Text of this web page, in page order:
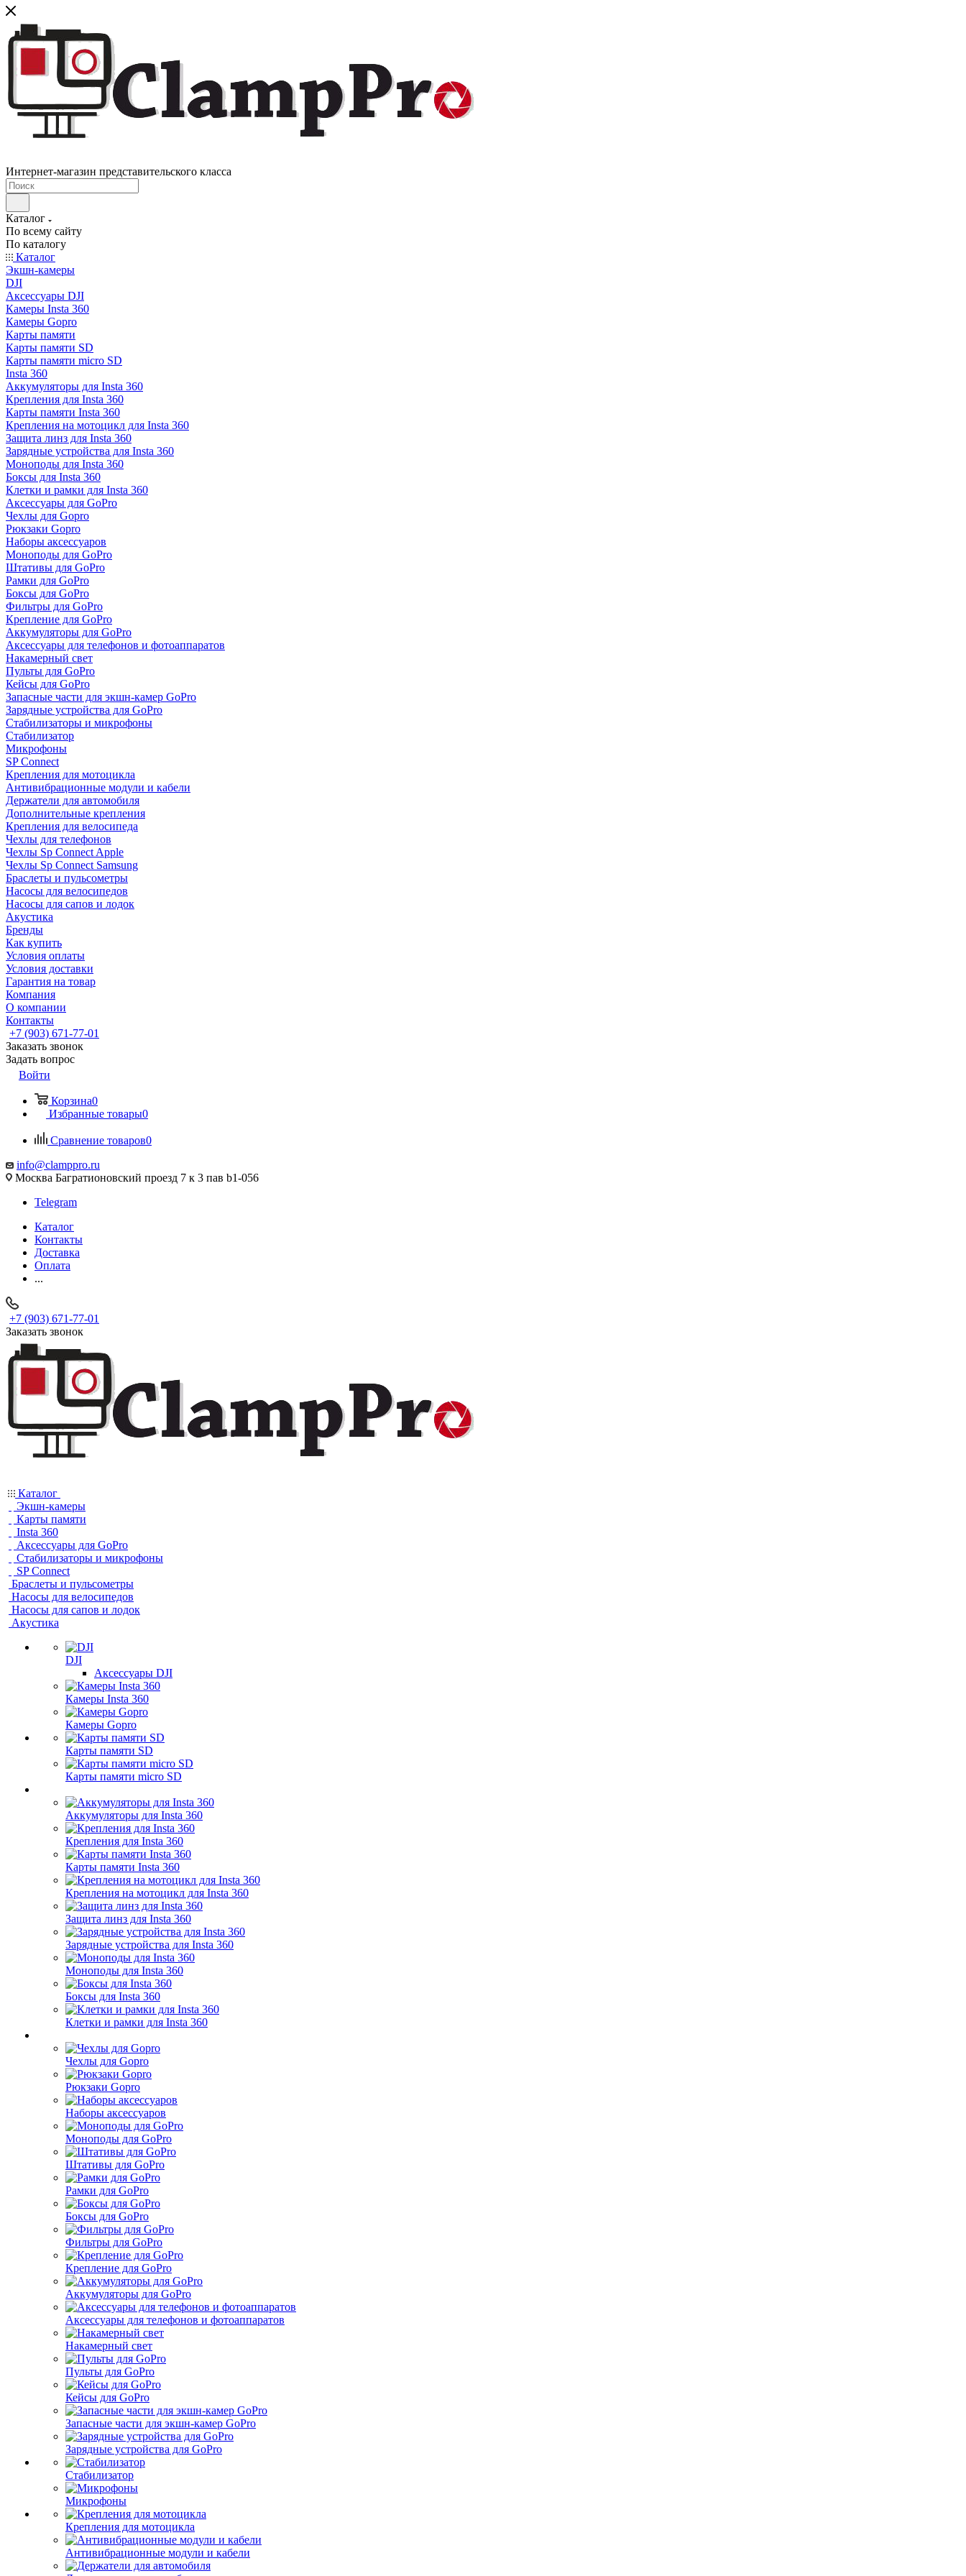
Интернет-магазин представительского класса
Каталог
По всему сайту
По каталогу
Каталог
Экшн-камеры
DJI
Аксессуары DJI
Камеры Insta 360
Камеры Gopro
Карты памяти
Карты памяти SD
Карты памяти micro SD
Insta 360
Аккумуляторы для Insta 360
Крепления для Insta 360
Карты памяти Insta 360
Крепления на мотоцикл для Insta 360
Защита линз для Insta 360
Зарядные устройства для Insta 360
Моноподы для Insta 360
Боксы для Insta 360
Клетки и рамки для Insta 360
Аксессуары для GoPro
Чехлы для Gopro
Рюкзаки Gopro
Наборы аксессуаров
Моноподы для GoPro
Штативы для GoPro
Рамки для GoPro
Боксы для GoPro
Фильтры для GoPro
Крепление для GoPro
Аккумуляторы для GoPro
Аксессуары для телефонов и фотоаппаратов
Накамерный свет
Пульты для GoPro
Кейсы для GoPro
Запасные части для экшн-камер GoPro
Зарядные устройства для GoPro
Стабилизаторы и микрофоны
Стабилизатор
Микрофоны
SP Connect
Крепления для мотоцикла
Антивибрационные модули и кабели
Держатели для автомобиля
Дополнительные крепления
Крепления для велосипеда
Чехлы для телефонов
Чехлы Sp Connect Apple
Чехлы Sp Connect Samsung
Браслеты и пульсометры
Насосы для велосипедов
Насосы для сапов и лодок
Акустика
Бренды
Как купить
Условия оплаты
Условия доставки
Гарантия на товар
Компания
О компании
Контакты
+7 (903) 671-77-01
Заказать звонок
Задать вопрос
Войти
Корзина0
Избранные товары0
Сравнение товаров0
info@clamppro.ru
Москва Багратионовский проезд 7 к 3 пав b1-056
Telegram
Каталог
Контакты
Доставка
Оплата
...
+7 (903) 671-77-01
Заказать звонок
Каталог
Экшн-камеры
Карты памяти
Insta 360
Аксессуары для GoPro
Стабилизаторы и микрофоны
SP Connect
Браслеты и пульсометры
Насосы для велосипедов
Насосы для сапов и лодок
Акустика
DJI
Аксессуары DJI
Камеры Insta 360
Камеры Gopro
Карты памяти SD
Карты памяти micro SD
Аккумуляторы для Insta 360
Крепления для Insta 360
Карты памяти Insta 360
Крепления на мотоцикл для Insta 360
Защита линз для Insta 360
Зарядные устройства для Insta 360
Моноподы для Insta 360
Боксы для Insta 360
Клетки и рамки для Insta 360
Чехлы для Gopro
Рюкзаки Gopro
Наборы аксессуаров
Моноподы для GoPro
Штативы для GoPro
Рамки для GoPro
Боксы для GoPro
Фильтры для GoPro
Крепление для GoPro
Аккумуляторы для GoPro
Аксессуары для телефонов и фотоаппаратов
Накамерный свет
Пульты для GoPro
Кейсы для GoPro
Запасные части для экшн-камер GoPro
Зарядные устройства для GoPro
Стабилизатор
Микрофоны
Крепления для мотоцикла
Антивибрационные модули и кабели